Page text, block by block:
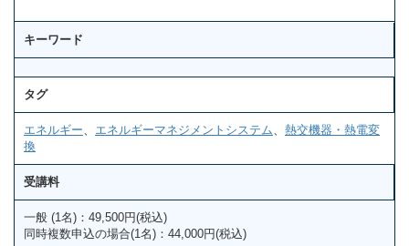
キーワード
タグ
エネルギー エネルギーマネジメントシステム
熱交機器・熱電変
換
受講料
一般 (1名)：49,500円(税込)
同時複数申込の場合(1名)：44,000円(税込)